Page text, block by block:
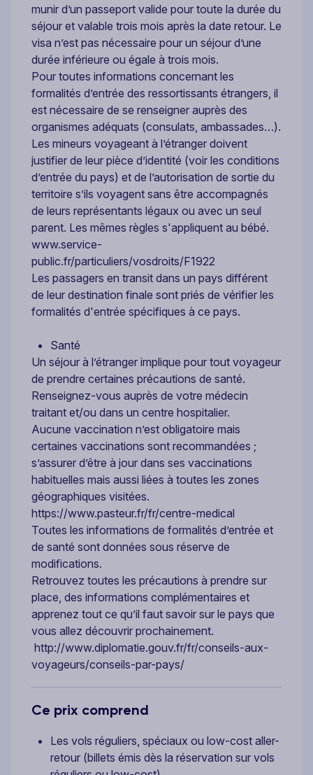
munir d’un passeport valide pour toute la durée du
séjour et valable trois mois après la date retour. Le
visa n’est pas nécessaire pour un séjour d’une
durée inférieure ou égale à trois mois.
Pour toutes informations concernant les
formalités d’entrée des ressortissants étrangers, il
est nécessaire de se renseigner auprès des
organismes adéquats (consulats, ambassades…).
Les mineurs voyageant à l’étranger doivent
justifier de leur pièce d’identité (voir les conditions
d’entrée du pays) et de l’autorisation de sortie du
territoire s’ils voyagent sans être accompagnés
de leurs représentants légaux ou avec un seul
parent. Les mêmes règles s'appliquent au bébé.
www.service-
public.fr/particuliers/vosdroits/F1922
Les passagers en transit dans un pays différent
de leur destination finale sont priés de vérifier les
formalités d'entrée spécifiques à ce pays.
Santé
Un séjour à l’étranger implique pour tout voyageur
de prendre certaines précautions de santé.
Renseignez-vous auprès de votre médecin
traitant et/ou dans un centre hospitalier.
Aucune vaccination n’est obligatoire mais
certaines vaccinations sont recommandées ;
s’assurer d’être à jour dans ses vaccinations
habituelles mais aussi liées à toutes les zones
géographiques visitées.
https://www.pasteur.fr/fr/centre-medical
Toutes les informations de formalités d’entrée et
de santé sont données sous réserve de
modifications.
Retrouvez toutes les précautions à prendre sur
place, des informations complémentaires et
apprenez tout ce qu’il faut savoir sur le pays que
vous allez découvrir prochainement.
http://www.diplomatie.gouv.fr/fr/conseils-aux-
voyageurs/conseils-par-pays/
Ce prix comprend
Les vols réguliers, spéciaux ou low-cost aller-
retour (billets émis dès la réservation sur vols